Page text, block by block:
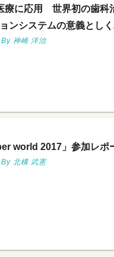
療に応用 世界初の歯科
ンシステムの意義とし
By 神崎 洋治
world 2017」参加レポ
By 北構 武憲